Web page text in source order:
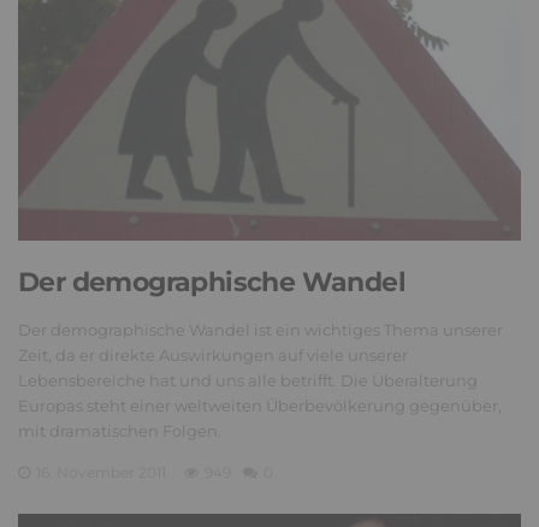
Der demographische Wandel
Der demographische Wandel ist ein wichtiges Thema unserer
Zeit, da er direkte Auswirkungen auf viele unserer
Lebensbereiche hat und uns alle betrifft. Die Überalterung
Europas steht einer weltweiten Überbevölkerung gegenüber,
mit dramatischen Folgen.